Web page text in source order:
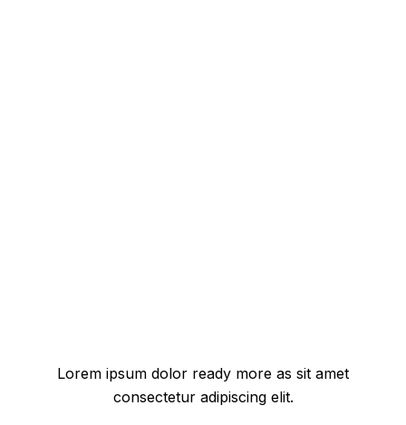
Lorem ipsum dolor ready more as sit amet
consectetur adipiscing elit.